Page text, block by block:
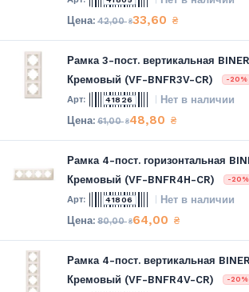
42,00₴33,60 ₴
Рамка 3-пост. вертикальная
Кремовый (VF-BNFR3V-CR)
-20%
41826 Нет в наличии
61,00₴48,80 ₴
Рамка 4-пост. горизонтальная
Кремовый (VF-BNFR4H-CR)
-20%
41806 Нет в наличии
80,00₴64,00 ₴
Рамка 4-пост. вертикальная
Кремовый (VF-BNFR4V-CR)
-20%